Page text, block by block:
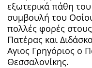
εξωτερικά πάθη
συμβουλή του
πολλές φορές
Πατέρας και
Αγιος Γρηγόριος ο
Θεσσαλονίκης.